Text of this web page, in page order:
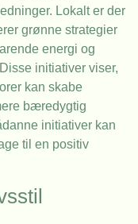
Lokalt er der
grønne strategier
energi og
initiativer viser,
kan skabe
bæredygtig
initiativer kan
til en positiv